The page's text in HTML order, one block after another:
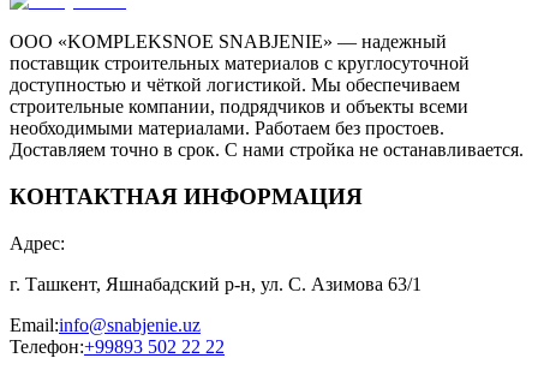
ООО «KOMPLEKSNOE SNABJENIE» — надежный
поставщик строительных материалов с круглосуточной
доступностью и чёткой логистикой. Мы обеспечиваем
строительные компании, подрядчиков и объекты всеми
необходимыми материалами. Работаем без простоев.
Доставляем точно в срок. С нами стройка не останавливается.
КОНТАКТНАЯ ИНФОРМАЦИЯ
Адрес:
г. Ташкент, Яшнабадский р-н, ул. С. Азимова 63/1
Email:info@snabjenie.uz
Телефон:+99893 502 22 22